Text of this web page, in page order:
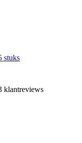
stuks
klantreviews